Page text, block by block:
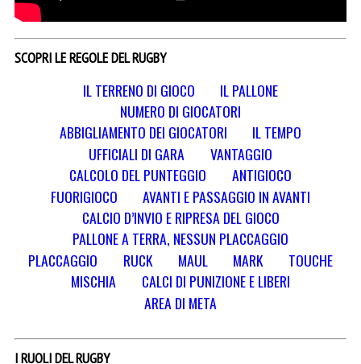
SCOPRI LE REGOLE DEL RUGBY
IL TERRENO DI GIOCO
IL PALLONE
NUMERO DI GIOCATORI
ABBIGLIAMENTO DEI GIOCATORI
IL TEMPO
UFFICIALI DI GARA
VANTAGGIO
CALCOLO DEL PUNTEGGIO
ANTIGIOCO
FUORIGIOCO
AVANTI E PASSAGGIO IN AVANTI
CALCIO D’INVIO E RIPRESA DEL GIOCO
PALLONE A TERRA, NESSUN PLACCAGGIO
PLACCAGGIO
RUCK MAUL MARK
TOUCHE
MISCHIA
CALCI DI PUNIZIONE E LIBERI
AREA DI META
I RUOLI DEL RUGBY